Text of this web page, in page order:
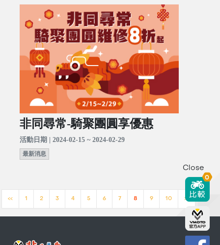
非同尋常-騎聚團圓享優惠
活動日期 | 2024-02-15 ~ 2024-02-29
最新消息
<< 1 2 3 4 5 6 7 8 9 10 >>
Close
0